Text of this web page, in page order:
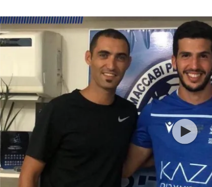
אביב
באר שבע
ליגה סינית
ליגה ברזילאית
ליגות נוספות